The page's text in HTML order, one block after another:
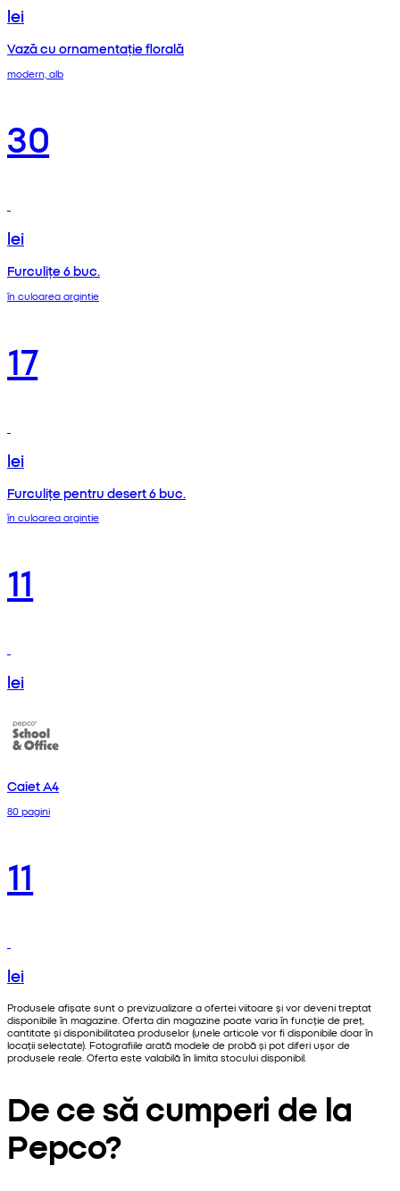
lei
Vază cu ornamentație florală
modern, alb
30
lei
Furculițe 6 buc.
în culoarea argintie
17
lei
Furculițe pentru desert 6 buc.
în culoarea argintie
11
lei
Caiet A4
80 pagini
11
lei
Produsele afișate sunt o previzualizare a ofertei viitoare și vor deveni treptat
disponibile în magazine. Oferta din magazine poate varia în funcție de preț,
cantitate și disponibilitatea produselor (unele articole vor fi disponibile doar în
locații selectate). Fotografiile arată modele de probă și pot diferi ușor de
produsele reale. Oferta este valabilă în limita stocului disponibil.
De ce să cumperi de la
Pepco?